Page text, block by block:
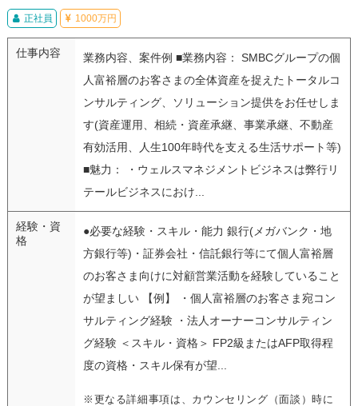
正社員 1000万円
仕事内容
業務内容、案件例 ■業務内容： SMBCグループの個
人富裕層のお客さまの全体資産を捉えたトータルコ
ンサルティング、ソリューション提供をお任せしま
す(資産運用、相続・資産承継、事業承継、不動産
有効活用、人生100年時代を支える生活サポート等)
■魅力： ・ウェルスマネジメントビジネスは弊行リ
テールビジネスにおけ...
経験・資
格
●必要な経験・スキル・能力 銀行(メガバンク・地
方銀行等)・証券会社・信託銀行等にて個人富裕層
のお客さま向けに対顧営業活動を経験していること
が望ましい 【例】 ・個人富裕層のお客さま宛コン
サルティング経験 ・法人オーナーコンサルティン
グ経験 ＜スキル・資格＞ FP2級またはAFP取得程
度の資格・スキル保有が望...
※更なる詳細事項は、カウンセリング（面談）時に